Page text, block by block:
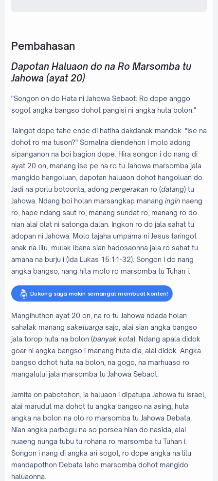
Pembahasan
Dapotan Haluaon do na Ro Marsomba tu
Jahowa (ayat 20)
"Songon on do Hata ni Jahowa Sebaot: Ro dope anggo
sogot angka bangso dohot pangisi ni angka huta bolon."
Taingot dope tahe ende di hatiha dakdanak mandok: "Ise na
dohot ro ma tuson?" Somalna diendehon i molo adong
sipanganon na boi bagion dope. Hira songon i do nang di
ayat 20 on, manang ise pe na ro tu Jahowa marsomba jala
mangido hangoluan, dapotan haluaon dohot hangoluan do.
Jadi na porlu botoonta, adong pergerakan ro (datang) tu
Jahowa. Ndang boi holan marsangkap manang ingin naeng
ro, hape ndang saut ro, manang sundat ro, manang ro do
nian alai olat ni satonga dalan. Ingkon ro do jala sahat tu
adopan ni Jahowa. Molo tajaha umpama ni Jesus taringot
anak na lilu, mulak ibana sian hadosaonna jala ro sahat tu
amana na burju i (ida Lukas 15:11-32). Songon i do nang
angka bangso, nang hita molo ro marsomba tu Tuhan i.
Dukung saya makin semangat membuat konten!
Mangihuthon ayat 20 on, na ro tu Jahowa ndada holan
sahalak manang sakeluarga sajo, alai sian angka bangso
jala torop huta na bolon (banyak kota). Ndang apala didok
goar ni angka bangso i manang huta dia, alai didok: Angka
bangso dohot huta na bolon, na gogo, na marhuaso ro
mangalului jala marsomba tu Jahowa Sebaot.
Jamita on pabotohon, ia haluaon i dipatupa Jahowa tu Israel,
alai marudut ma dohot tu angka bangso na asing, huta
angka na bolon na olo ro marsomba tu Jahowa Debata.
Nian angka parbegu na so porsea hian do nasida, alai
nuaeng nunga tubu tu rohana ro marsomba tu Tuhan i.
Songon i nang di angka ari sogot, ro dope angka na lilu
mandapothon Debata laho marsomba dohot mangido
haluaonna.